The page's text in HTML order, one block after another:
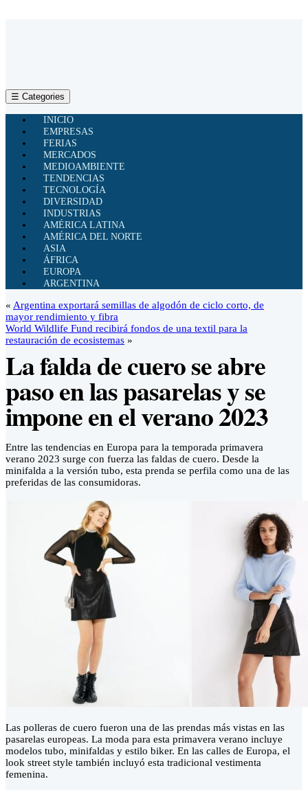
☰ Categories
INICIO
EMPRESAS
FERIAS
MERCADOS
MEDIOAMBIENTE
TENDENCIAS
TECNOLOGÍA
DIVERSIDAD
INDUSTRIAS
AMÉRICA LATINA
AMÉRICA DEL NORTE
ASIA
ÁFRICA
EUROPA
ARGENTINA
« Argentina exportará semillas de algodón de ciclo corto, de
mayor rendimiento y fibra
World Wildlife Fund recibirá fondos de una textil para la
restauración de ecosistemas »
La falda de cuero se abre
paso en las pasarelas y se
impone en el verano 2023
Entre las tendencias en Europa para la temporada primavera
verano 2023 surge con fuerza las faldas de cuero. Desde la
minifalda a la versión tubo, esta prenda se perfila como una de las
preferidas de las consumidoras.
Las polleras de cuero fueron una de las prendas más vistas en las
pasarelas europeas. La moda para esta primavera verano incluye
modelos tubo, minifaldas y estilo biker. En las calles de Europa, el
look street style también incluyó esta tradicional vestimenta
femenina.